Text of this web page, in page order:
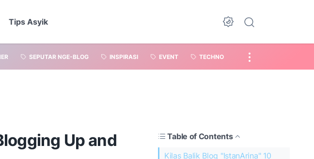
Tips Asyik
SEPUTAR NGE-BLOG INSPIRASI EVENT TECHNO
Up and
Table of Contents
Kilas Balik Blog "IstanArina" 10